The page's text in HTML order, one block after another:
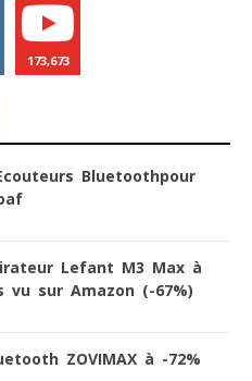
173,673
Bluetoothpour
Lefant M3 Max à
vu sur Amazon (-67%)
ZOVIMAX à -72%